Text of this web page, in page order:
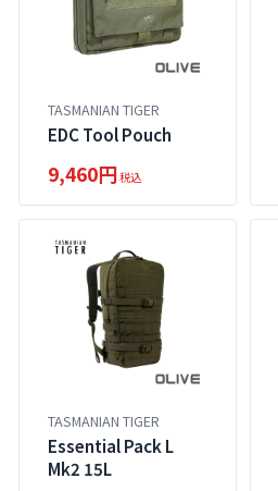
TASMANIAN TIGER
EDC Tool Pouch
9,460円税込
TASMANIAN TIGER
Essential Pack L
Mk2 15L